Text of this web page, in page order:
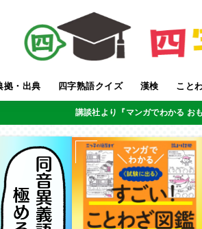
拠・出典 四字熟語クイズ 漢検 こと
講談社より『マンガでわかる お